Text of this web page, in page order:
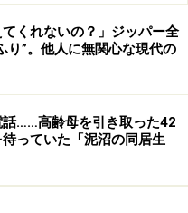
『私はいいから』と言
です。そういう異常な忖
ないなら半分にすればい
うやって『私はいいか
うと、『私はあなたに養
まった。「私はあんた
てくれないの？」ジッパー全
り”。他人に無関心な現代の
話……高齢母を引き取った42
っていた「泥沼の同居生